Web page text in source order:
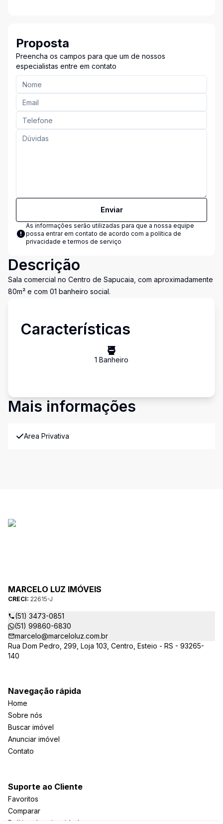
Proposta
Preencha os campos para que um de nossos
especialistas entre em contato
Enviar
As informações serão utilizadas para que a nossa equipe
possa entrar em contato de acordo com a política de
privacidade e termos de serviço
Descrição
Sala comercial no Centro de Sapucaia, com aproximadamente
80m² e com 01 banheiro social.
Características
1 Banheiro
Mais informações
Area Privativa
MARCELO LUZ IMÓVEIS
CRECI: 22615-J
(51) 3473-0851
(51) 99860-6830
marcelo@marceloluz.com.br
Rua Dom Pedro, 299, Loja 103, Centro, Esteio - RS - 93265-
140
Navegação rápida
Home
Sobre nós
Buscar imóvel
Anunciar imóvel
Contato
Suporte ao Cliente
Favoritos
Comparar